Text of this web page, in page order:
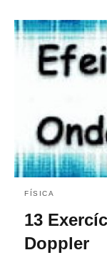
FÍSICA
13
Doppler